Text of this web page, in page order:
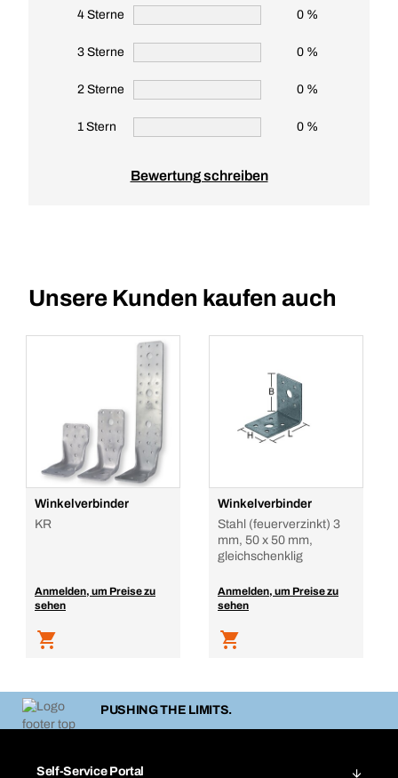
4 Sterne 0 %
3 Sterne 0 %
2 Sterne 0 %
1 Stern 0 %
Bewertung schreiben
Unsere Kunden kaufen auch
Winkelverbinder
KR
Anmelden, um Preise zu
sehen
Winkelverbinder
Stahl (feuerverzinkt) 3
mm, 50 x 50 mm,
gleichschenklig
Anmelden, um Preise zu
sehen
PUSHING THE LIMITS.
Self-Service Portal